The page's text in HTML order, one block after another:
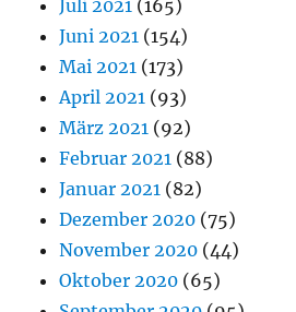
Juli 2021 (165)
Juni 2021 (154)
Mai 2021 (173)
April 2021 (93)
März 2021 (92)
Februar 2021 (88)
Januar 2021 (82)
Dezember 2020 (75)
November 2020 (44)
Oktober 2020 (65)